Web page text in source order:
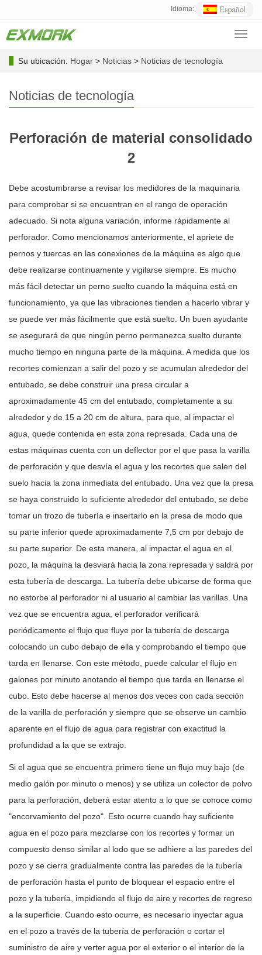
Idioma:
Su ubicación: Hogar > Noticias > Noticias de tecnología
Noticias de tecnología
Perforación de material consolidado
2
Debe acostumbrarse a revisar los medidores de la maquinaria
para comprobar si se encuentran en el rango de operación
adecuado. Si nota alguna variación, informe rápidamente al
perforador. Como mencionamos anteriormente, el apriete de
pernos y tuercas en las conexiones de la máquina es algo que
debe realizarse continuamente y vigilarse siempre. Es mucho
más fácil detectar un perno suelto cuando la máquina está en
funcionamiento, ya que las vibraciones tienden a hacerlo vibrar y
se puede ver más fácilmente que está suelto. Un buen ayudante
se asegurará de que ningún perno permanezca suelto durante
mucho tiempo en ninguna parte de la máquina. A medida que los
recortes comienzan a salir del pozo y se acumulan alrededor del
entubado, se debe construir una presa circular a
aproximadamente 45 cm del entubado, completamente a su
alrededor y de 15 a 20 cm de altura, para que, al impactar el
agua, quede contenida en esta zona represada. Cada una de
estas máquinas cuenta con un deflector por el que pasa la varilla
de perforación y que desvía el agua y los recortes que salen del
suelo hacia la zona inmediata del entubado. Una vez que la presa
se haya construido lo suficiente alrededor del entubado, se debe
tomar un trozo de tubería e insertarlo en la presa de modo que
su parte inferior quede aproximadamente 7,5 cm por debajo de
su parte superior. De esta manera, al impactar el agua en el
pozo, la máquina la desviará hacia la zona represada y saldrá por
esta tubería de descarga. La tubería debe ubicarse de forma que
no estorbe al perforador ni al usuario al cambiar las varillas. Una
vez que se encuentra agua, el perforador verificará
periódicamente el flujo que fluye por la tubería de descarga
colocando un cubo debajo de ella y comprobando el tiempo que
tarda en llenarse. Con este método, puede calcular el flujo en
galones por minuto anotando el tiempo que tarda en llenarse el
cubo. Esto debe hacerse al menos dos veces con cada sección
de la varilla de perforación y siempre que se observe un cambio
aparente en el flujo de agua para registrar con exactitud la
profundidad a la que se extrajo.
Si el agua que se encuentra primero tiene un flujo muy bajo (de
medio galón por minuto o menos) y se utiliza un colector de polvo
para la perforación, deberá estar atento a lo que se conoce como
"encorvamiento del pozo". Esto ocurre cuando hay suficiente
agua en el pozo para mezclarse con los recortes y formar un
compuesto denso similar al lodo que se adhiere a las paredes del
pozo y se cierra gradualmente contra las paredes de la tubería
de perforación hasta el punto de bloquear el espacio entre el
pozo y la tubería, impidiendo el flujo de aire y recortes de regreso
a la superficie. Cuando esto ocurre, es necesario inyectar agua
en el pozo a través de la tubería de perforación o cortar el
suministro de aire y verter agua por el exterior o el interior de la